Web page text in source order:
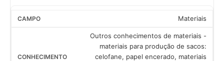
Materiais
Outros conhecimentos de materiais -
materiais para produção de sacos:
celofane, papel encerado, materiais